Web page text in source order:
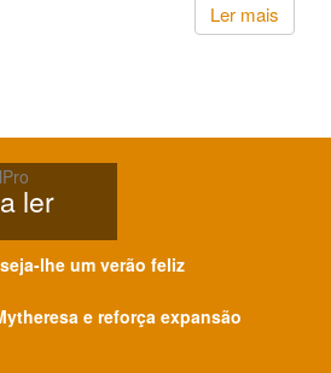
Ler mais
ler
lhe um verão feliz
e reforça expansão